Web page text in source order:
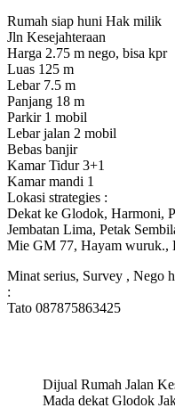
Rumah siap huni Hak milik
Jln Kesejahteraan
Harga 2.75 m nego, bisa kpr
Luas 125 m
Lebar 7.5 m
Panjang 18 m
Parkir 1 mobil
Lebar jalan 2 mobil
Bebas banjir
Kamar Tidur 3+1
Kamar mandi 1
Lokasi strategies :
Dekat ke Glodok, Harmoni,
Jembatan Lima, Petak
Mie GM 77, Hayam wuruk.,
Minat serius, Survey , Nego
:
Tato 087875863425
Dijual Rumah Jalan
Mada dekat Glodok